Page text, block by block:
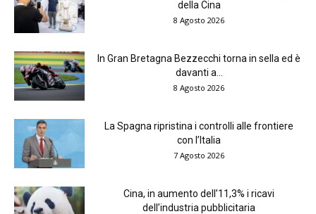
della Cina
8 Agosto 2026
In Gran Bretagna Bezzecchi torna in sella ed è
davanti a...
8 Agosto 2026
La Spagna ripristina i controlli alle frontiere
con l’Italia
7 Agosto 2026
Cina, in aumento dell’11,3% i ricavi
dell’industria pubblicitaria